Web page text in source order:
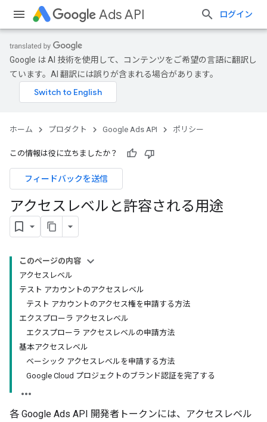
Ads API ログイン
Google は AI 技術を使用して、コンテンツをご希望の言語に翻訳し
ています。AI 翻訳には誤りが含まれる場合があります。
ホーム プロダクト Google Ads API ポリシー
この情報は役に立ちましたか？
フィードバックを送信
アクセスレベルと許容される用途
このページの内容
アクセスレベル
テスト アカウントのアクセスレベル
テスト アカウントのアクセス権を申請する方法
エクスプローラ アクセスレベル
エクスプローラ アクセスレベルの申請方法
基本アクセスレベル
ベーシック アクセスレベルを申請する方法
Google Cloud プロジェクトのブランド認証を完了する
各 Google Ads API 開発者トークンには、アクセスレベル